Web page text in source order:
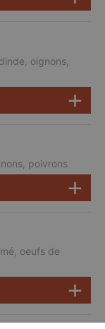
oignons,
poivrons
oeufs de